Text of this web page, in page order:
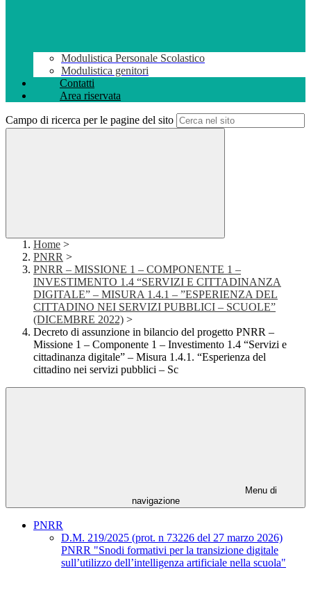
Modulistica Personale Scolastico
Modulistica genitori
Contatti
Area riservata
Campo di ricerca per le pagine del sito
Home >
PNRR >
PNRR – MISSIONE 1 – COMPONENTE 1 –
INVESTIMENTO 1.4 “SERVIZI E CITTADINANZA
DIGITALE” – MISURA 1.4.1 – ”ESPERIENZA DEL
CITTADINO NEI SERVIZI PUBBLICI – SCUOLE”
(DICEMBRE 2022) >
Decreto di assunzione in bilancio del progetto PNRR –
Missione 1 – Componente 1 – Investimento 1.4 “Servizi e
cittadinanza digitale” – Misura 1.4.1. “Esperienza del
cittadino nei servizi pubblici – Sc
Menu di
navigazione
PNRR
D.M. 219/2025 (prot. n 73226 del 27 marzo 2026)
PNRR "Snodi formativi per la transizione digitale
sull’utilizzo dell’intelligenza artificiale nella scuola"